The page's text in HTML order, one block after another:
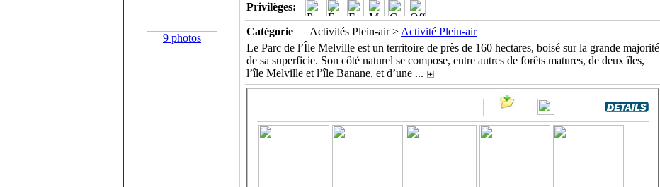
9 photos
Privilèges:
Catégorie Activités Plein-air > Activité Plein-air
Le Parc de l’Île Melville est un territoire de près de 160 hectares, boisé sur la grande majorité
de sa superficie. Son côté naturel se compose, entre autres de forêts matures, de deux îles,
l’île Melville et l’île Banane, et d’une ...